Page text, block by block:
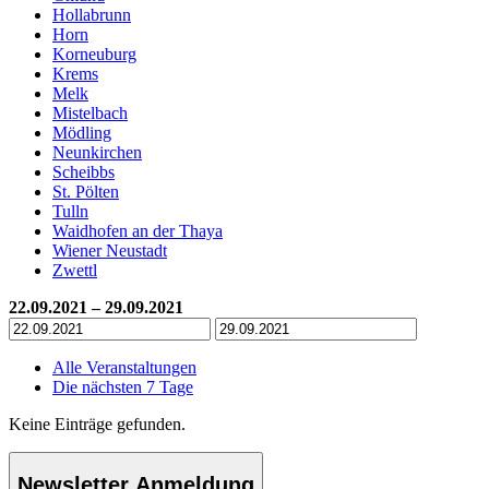
Hollabrunn
Horn
Korneuburg
Krems
Melk
Mistelbach
Mödling
Neunkirchen
Scheibbs
St. Pölten
Tulln
Waidhofen an der Thaya
Wiener Neustadt
Zwettl
22.09.2021 – 29.09.2021
Alle Veranstaltungen
Die nächsten 7 Tage
Keine Einträge gefunden.